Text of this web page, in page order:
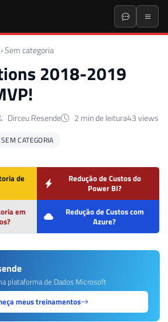
›Sem categoria
2018-2019
Dirceu Resende 2 min de leitura43 views
SEM CATEGORIA
de
Redução de Custos do
Power BI?
em
Redução de Custos com
Azure?
plataforma de Dados Microsoft
meus treinamentos